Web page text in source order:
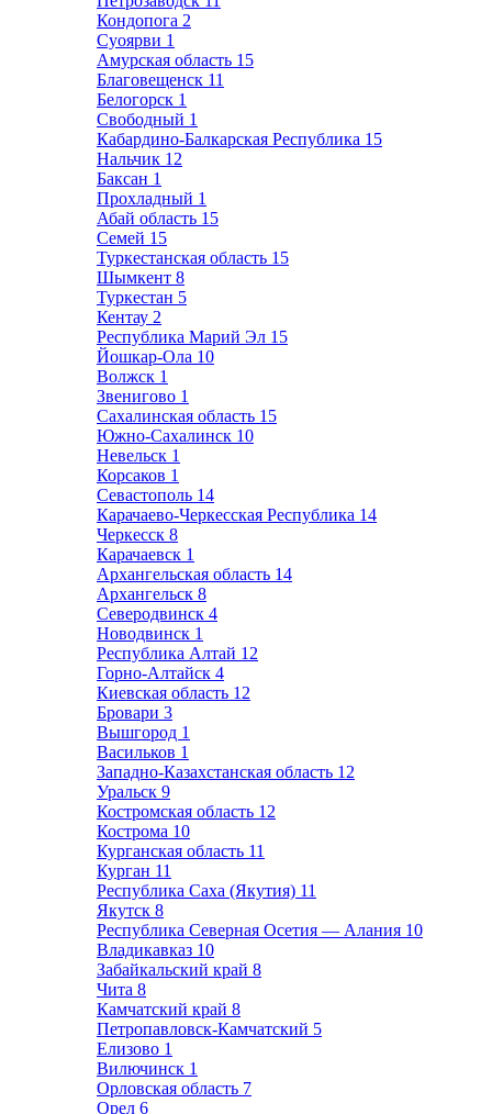
Кондопога 2
Суоярви 1
Амурская область 15
Благовещенск 11
Белогорск 1
Свободный 1
Кабардино-Балкарская Республика 15
Нальчик 12
Баксан 1
Прохладный 1
Абай область 15
Семей 15
Туркестанская область 15
Шымкент 8
Туркестан 5
Кентау 2
Республика Марий Эл 15
Йошкар-Ола 10
Волжск 1
Звенигово 1
Сахалинская область 15
Южно-Сахалинск 10
Невельск 1
Корсаков 1
Севастополь 14
Карачаево-Черкесская Республика 14
Черкесск 8
Карачаевск 1
Архангельская область 14
Архангельск 8
Северодвинск 4
Новодвинск 1
Республика Алтай 12
Горно-Алтайск 4
Киевская область 12
Бровари 3
Вышгород 1
Васильков 1
Западно-Казахстанская область 12
Уральск 9
Костромская область 12
Кострома 10
Курганская область 11
Курган 11
Республика Саха (Якутия) 11
Якутск 8
Республика Северная Осетия — Алания 10
Владикавказ 10
Забайкальский край 8
Чита 8
Камчатский край 8
Петропавловск-Камчатский 5
Елизово 1
Вилючинск 1
Орловская область 7
Орел 6